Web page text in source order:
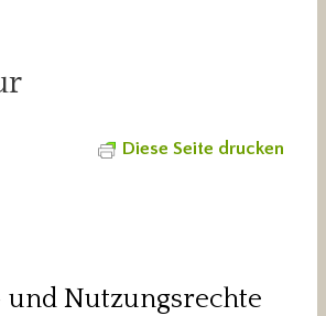
Diese Seite drucken
Nutzungsrechte